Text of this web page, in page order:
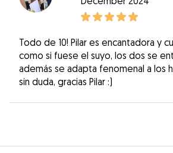
Todo de 10! Pilar es encantadora y
como si fuese el suyo, los dos se
además se adapta fenomenal a los
sin duda, gracias Pilar :)